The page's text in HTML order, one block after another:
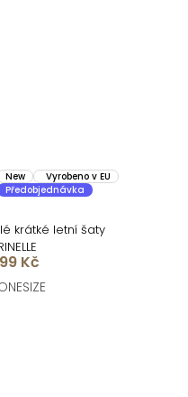
New
Vyrobeno v EU
Předobjednávka
krátké letní šaty
Kč